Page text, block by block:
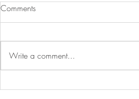
Comments
Write a comment...